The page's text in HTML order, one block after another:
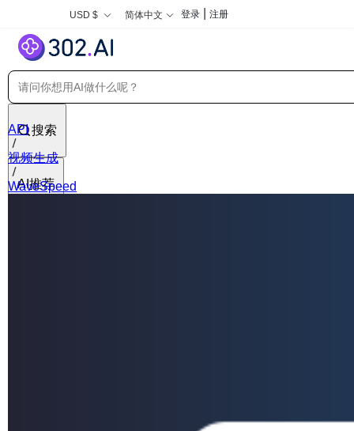
USD $ 简体中文 登录 注册
搜索
AI推荐
API
视频生成
WaveSpeed